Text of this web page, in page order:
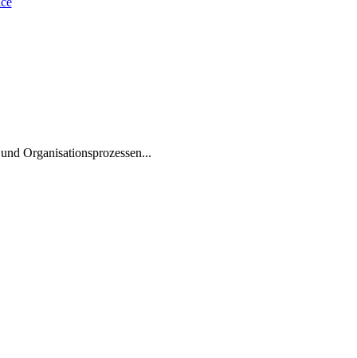
Organisationsprozessen...